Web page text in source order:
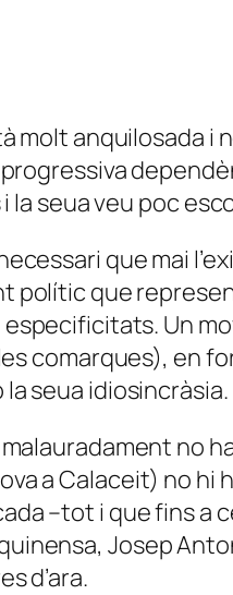
molt anquilosada
seua veu poc
que mai
polític que
Un
comarques), en
seua idiosincràsia.
no
a Calaceit) no
–tot i que fins a
Josep
d’ara.